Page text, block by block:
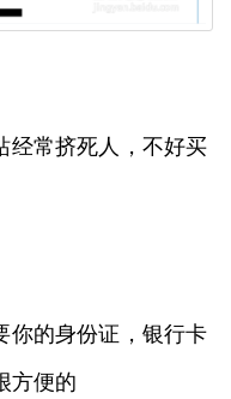
经常挤死人，不好买
你的身份证，银行卡
方便的